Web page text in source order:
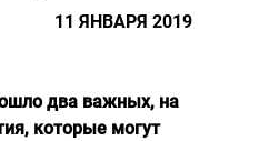
11 ЯНВАРЯ 2019
два важных, на
которые могут